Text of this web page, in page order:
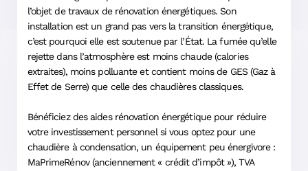
l’objet de travaux de rénovation énergétiques. Son
installation est un grand pas vers la transition énergétique,
c’est pourquoi elle est soutenue par l’État. La fumée qu’elle
rejette dans l’atmosphère est moins chaude (calories
extraites), moins polluante et contient moins de GES (Gaz à
Effet de Serre) que celle des chaudières classiques.
Bénéficiez des aides rénovation énergétique pour réduire
votre investissement personnel si vous optez pour une
chaudière à condensation, un équipement peu énergivore :
MaPrimeRénov (anciennement « crédit d’impôt »), TVA